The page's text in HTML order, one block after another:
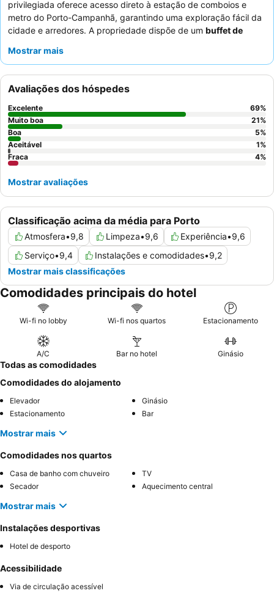
privilegiada oferece acesso direto à estação de comboios e
metro do Porto-Campanhã, garantindo uma exploração fácil da
cidade e arredores. A propriedade dispõe de um buffet de
agrada a diversos gostos. Os hóspedes elogiam
, o que melhora a experiência geral. Para uma estadia
verdadeiramente relaxante, considere pedir um quarto com
varanda para desfrutar de vistas agradáveis e uma atmosfera
tranquila.
Mostrar mais
Classificação acima da média para Porto
Atmosfera•9,8 Limpeza•9,6 Experiência•9,6
Serviço•9,4 Instalações e comodidades•9,2
Mostrar mais classificações
Avaliações dos hóspedes
Excelente 69%
Muito boa
21%
Boa
5%
Aceitável
1%
Fraca
4%
Mostrar avaliações
Comodidades principais do hotel
Wi-fi no lobby Wi-fi nos quartos Estacionamento
A/C Bar no hotel Ginásio
Todas as comodidades
Comodidades do alojamento
Elevador
Ginásio
Estacionamento
Bar
Mostrar mais
Comodidades nos quartos
Casa de banho com chuveiro
TV
Secador
Aquecimento central
Mostrar mais
Instalações desportivas
Hotel de desporto
Acessibilidade
Via de circulação acessível